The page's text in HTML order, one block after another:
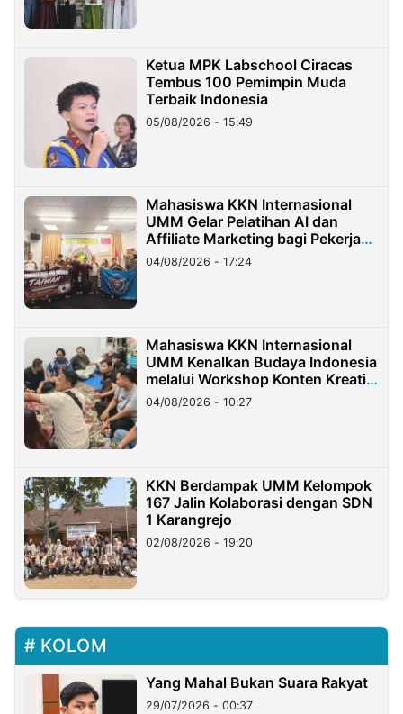
Ketua MPK Labschool Ciracas
Tembus 100 Pemimpin Muda
Terbaik Indonesia
05/08/2026 - 15:49
Mahasiswa KKN Internasional
UMM Gelar Pelatihan AI dan
Affiliate Marketing bagi Pekerja
Migran Indonesia di Taiwan
04/08/2026 - 17:24
Mahasiswa KKN Internasional
UMM Kenalkan Budaya Indonesia
melalui Workshop Konten Kreatif
di Taiwan
04/08/2026 - 10:27
KKN Berdampak UMM Kelompok
167 Jalin Kolaborasi dengan SDN
1 Karangrejo
02/08/2026 - 19:20
KOLOM
Yang Mahal Bukan Suara Rakyat
29/07/2026 - 00:37